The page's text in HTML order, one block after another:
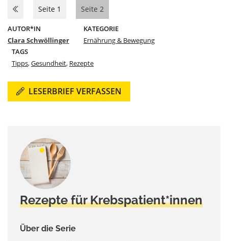
Seite 1 Seite 2
AUTOR*IN
Clara Schwöllinger
KATEGORIE
Ernährung & Bewegung
TAGS
Tipps,Gesundheit, Rezepte
LESERBRIEF VERFASSEN
Rezepte für Krebspatient*innen
Über die Serie